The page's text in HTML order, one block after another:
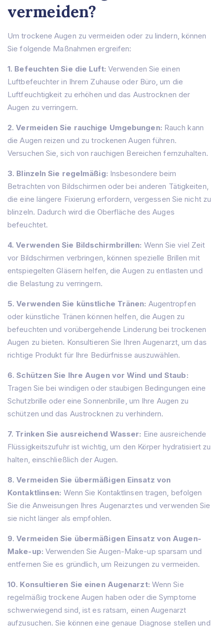
vermeiden?
Um trockene Augen zu vermeiden oder zu lindern, können
Sie folgende Maßnahmen ergreifen:
1. Befeuchten Sie die Luft: Verwenden Sie einen
Luftbefeuchter in Ihrem Zuhause oder Büro, um die
Luftfeuchtigkeit zu erhöhen und das Austrocknen der
Augen zu verringern.
2. Vermeiden Sie rauchige Umgebungen: Rauch kann
die Augen reizen und zu trockenen Augen führen.
Versuchen Sie, sich von rauchigen Bereichen fernzuhalten.
3. Blinzeln Sie regelmäßig: Insbesondere beim
Betrachten von Bildschirmen oder bei anderen Tätigkeiten,
die eine längere Fixierung erfordern, vergessen Sie nicht zu
blinzeln. Dadurch wird die Oberfläche des Auges
befeuchtet.
4. Verwenden Sie Bildschirmbrillen: Wenn Sie viel Zeit
vor Bildschirmen verbringen, können spezielle Brillen mit
entspiegelten Gläsern helfen, die Augen zu entlasten und
die Belastung zu verringern.
5. Verwenden Sie künstliche Tränen: Augentropfen
oder künstliche Tränen können helfen, die Augen zu
befeuchten und vorübergehende Linderung bei trockenen
Augen zu bieten. Konsultieren Sie Ihren Augenarzt, um das
richtige Produkt für Ihre Bedürfnisse auszuwählen.
6. Schützen Sie Ihre Augen vor Wind und Staub:
Tragen Sie bei windigen oder staubigen Bedingungen eine
Schutzbrille oder eine Sonnenbrille, um Ihre Augen zu
schützen und das Austrocknen zu verhindern.
7. Trinken Sie ausreichend Wasser: Eine ausreichende
Flüssigkeitszufuhr ist wichtig, um den Körper hydratisiert zu
halten, einschließlich der Augen.
8. Vermeiden Sie übermäßigen Einsatz von
Kontaktlinsen: Wenn Sie Kontaktlinsen tragen, befolgen
Sie die Anweisungen Ihres Augenarztes und verwenden Sie
sie nicht länger als empfohlen.
9. Vermeiden Sie übermäßigen Einsatz von Augen-
Make-up: Verwenden Sie Augen-Make-up sparsam und
entfernen Sie es gründlich, um Reizungen zu vermeiden.
10. Konsultieren Sie einen Augenarzt: Wenn Sie
regelmäßig trockene Augen haben oder die Symptome
schwerwiegend sind, ist es ratsam, einen Augenarzt
aufzusuchen. Sie können eine genaue Diagnose stellen und